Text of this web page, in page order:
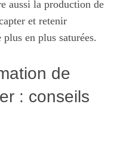
aussi la production de
et retenir
en plus saturées.
de
: conseils